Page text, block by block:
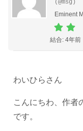
(@msg)
Eminent
結合: 4年前
わいひらさん
こんにちわ、作者
です。